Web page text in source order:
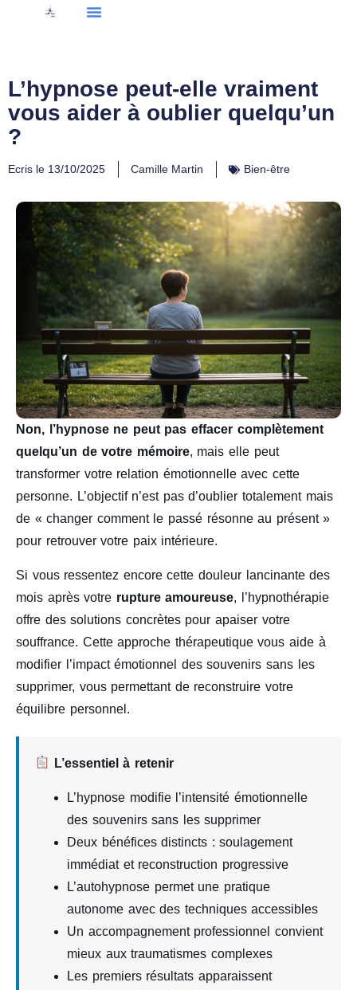
L’hypnose peut-elle vraiment
vous aider à oublier quelqu’un
?
Ecris le 13/10/2025 Camille Martin Bien-être
Non, l’hypnose ne peut pas effacer complètement
quelqu’un de votre mémoire, mais elle peut
transformer votre relation émotionnelle avec cette
personne. L’objectif n’est pas d’oublier totalement mais
de « changer comment le passé résonne au présent »
pour retrouver votre paix intérieure.
Si vous ressentez encore cette douleur lancinante des
mois après votre rupture amoureuse, l’hypnothérapie
offre des solutions concrètes pour apaiser votre
souffrance. Cette approche thérapeutique vous aide à
modifier l’impact émotionnel des souvenirs sans les
supprimer, vous permettant de reconstruire votre
équilibre personnel.
L’essentiel à retenir
L’hypnose modifie l’intensité émotionnelle
des souvenirs sans les supprimer
Deux bénéfices distincts : soulagement
immédiat et reconstruction progressive
L’autohypnose permet une pratique
autonome avec des techniques accessibles
Un accompagnement professionnel convient
mieux aux traumatismes complexes
Les premiers résultats apparaissent